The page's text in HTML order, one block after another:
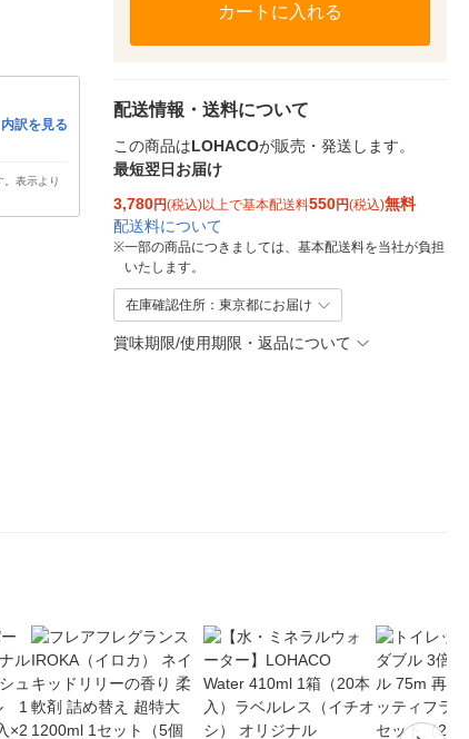
内訳を見る
表示より
カートに入れる
配送情報・送料について
この商品はLOHACOが販売・発送します。
最短翌日お届け
3,780円(税込)以上で基本配送料550円(税込)無料
配送料について
※一部の商品につきましては、基本配送料を当社が負担
いたします。
在庫確認住所：東京都にお届け
賞味期限/使用期限・返品について